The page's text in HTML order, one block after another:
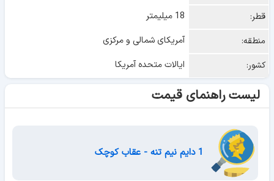
قطر:
18 میلیمتر
منطقه:
آمریکای شمالی و مرکزی
کشور:
ایالات متحده آمریکا
لیست راهنمای قیمت